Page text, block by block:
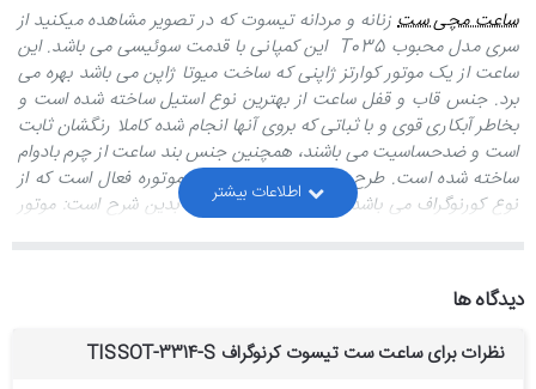
ساعت مچی ستزنانه و مردانه تیسوت که در تصویر مشاهده میکنید از
سری مدل محبوب T035این کمپانی با قدمت سوئیسی می باشد. این
ساعت از یک موتور کوارتز ژاپنی که ساخت میوتا ژاپن می باشد بهره می
برد. جنس قاب و قفل ساعت از بهترین نوع استیل ساخته شده است و
بخاطر آبکاری قوی و با ثباتی که بروی آنها انجام شده کاملا رنگشان ثابت
است و ضدحساسیت می باشند، همچنین جنس بند ساعت از چرم بادوام
ساخته شده است. طرح صفحه این ساعت چهارموتوره فعال است که از
نوع کورنوگراف می باشد و عملکرد این موتور ها بدین شرح است: موتور
10 طراحی شده دقیقه شمار کورنوگراف است و موتوری که در موقعیت
ساعت 2 طراحی شده ثانیه شمار ساعت می باشد(نکته: ثانیه شمار اصلی
ساعت که در راس ساعت 12 قرار گرفته است، ثانیه شمار کورنوگراف می
باشد که فشردن دکمه استارت کورنوگراف شروع بکار می کند). برای استفاده
دیدگاه ها
نظرات برای ساعت ست تیسوت کرنوگراف TISSOT-3314-S